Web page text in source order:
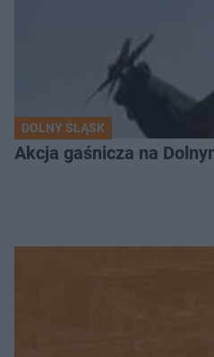
DOLNY ŚLĄSK
Akcja gaśnicza na